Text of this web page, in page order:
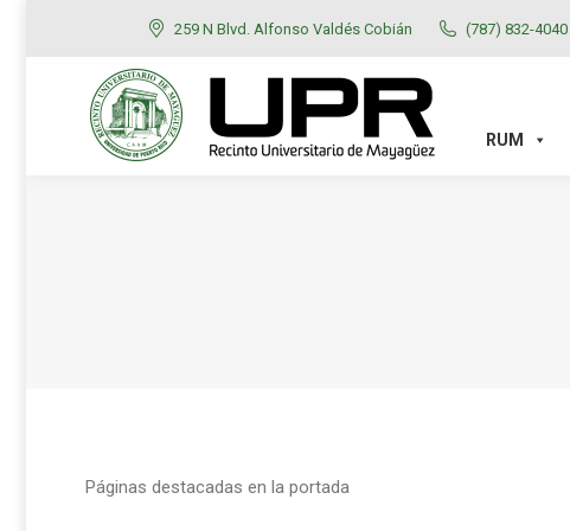
259 N Blvd. Alfonso Valdés Cobián (787) 832-4040
RUM
Páginas destacadas en la portada
RUM ADMISIONES